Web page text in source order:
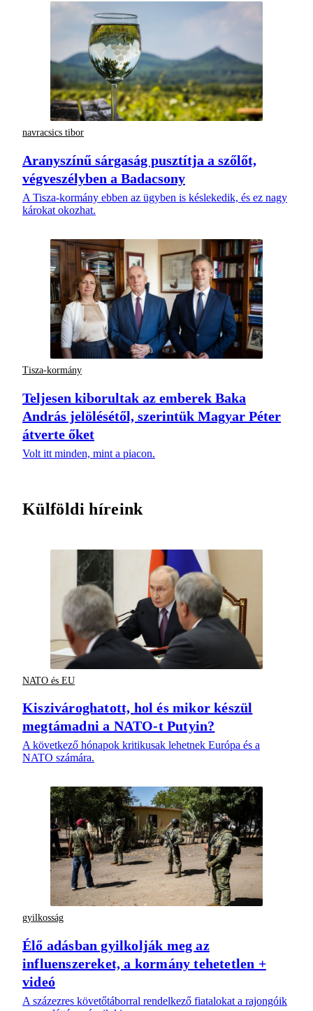
navracsics tibor
Aranyszínű sárgaság pusztítja a szőlőt,
végveszélyben a Badacsony
A Tisza-kormány ebben az ügyben is késlekedik, és ez nagy
károkat okozhat.
Tisza-kormány
Teljesen kiborultak az emberek Baka
András jelölésétől, szerintük Magyar Péter
átverte őket
Volt itt minden, mint a piacon.
Külföldi híreink
NATO és EU
Kiszivároghatott, hol és mikor készül
megtámadni a NATO-t Putyin?
A következő hónapok kritikusak lehetnek Európa és a
NATO számára.
gyilkosság
Élő adásban gyilkolják meg az
influenszereket, a kormány tehetetlen +
videó
A százezres követőtáborral rendelkező fiatalokat a rajongóik